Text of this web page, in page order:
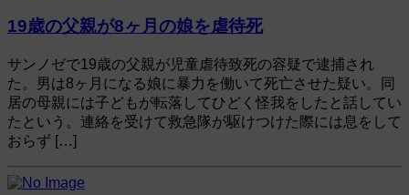
19歳の父親が8ヶ月の娘を虐待死
サンノゼで19歳の父親が児童虐待致死の容疑で逮捕され
た。男は8ヶ月になる娘に暴力を働いて死亡させた疑い。同
居の母親には子どもが転落してひどく怪我をしたと話してい
たという。連絡を受けて救急隊が駆けつけた際には息をして
おらず […]